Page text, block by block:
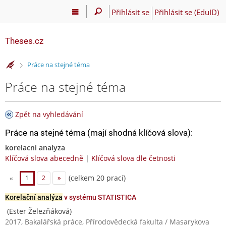
Přihlásit se Přihlásit se (EduID)
Theses.cz
>Práce na stejné téma
Práce na stejné téma
Zpět na vyhledávání
Práce na stejné téma (mají shodná klíčová slova):
korelacni analyza
Klíčová slova abecedně | Klíčová slova dle četnosti
« 1 2 » (celkem 20 prací)
Korelační analýza v systému STATISTICA
(Ester Železňáková)
2017, Bakalářská práce, Přírodovědecká fakulta / Masarykova